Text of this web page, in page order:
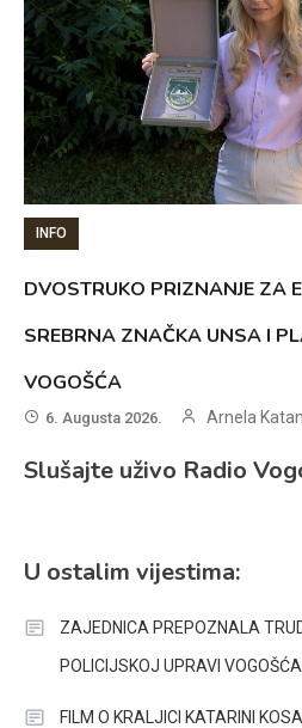
INFO
DVOSTRUKO PRIZNANJE ZA
SREBRNA ZNAČKA UNSA I
VOGOŠĆA
6. Augusta 2026. Arnela
Slušajte uživo Radio
U ostalim vijestima:
ZAJEDNICA PREPOZNALA
POLICIJSKOJ UPRAVI VOGOŠĆA
FILM O KRALJICI KATARINI